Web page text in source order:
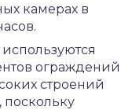
камерах в
ограждений
строений